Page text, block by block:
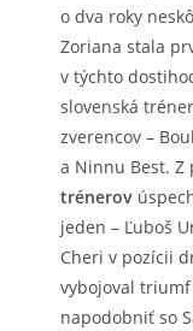
o dva roky
Zoriana stala
v týchto
slovenská
zverencov –
a Ninnu Best. Z
trénerov
jeden – Ľuboš
Cheri v pozícii
vybojoval triumf
napodobniť so